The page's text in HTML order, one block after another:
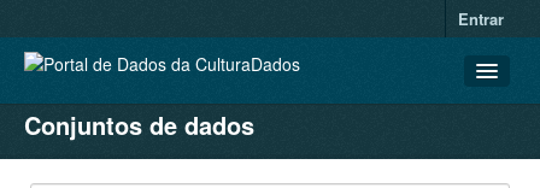
Entrar
CONJUNTOS DE DADOS
ORGANIZAÇÕES
Conjuntos de dados